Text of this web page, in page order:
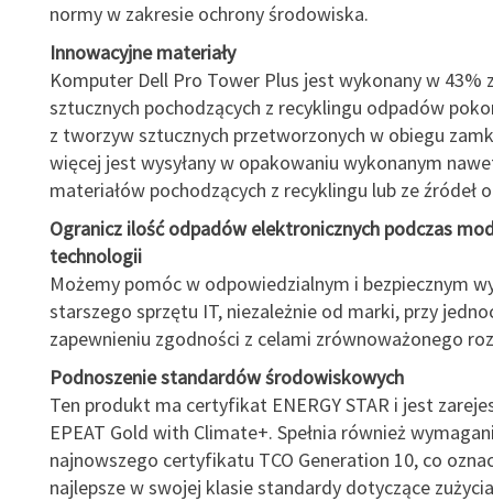
normy w zakresie ochrony środowiska.
Innowacyjne materiały
Komputer Dell Pro Tower Plus jest wykonany w 43%
sztucznych pochodzących z recyklingu odpadów
z tworzyw sztucznych przetworzonych w obiegu
więcej jest wysyłany w opakowaniu wykonanym
materiałów pochodzących z recyklingu lub ze źródeł
Ogranicz ilość odpadów elektronicznych podczas
technologii
Możemy pomóc w odpowiedzialnym i bezpiecznym
starszego sprzętu IT, niezależnie od marki, przy
zapewnieniu zgodności z celami zrównoważonego
Podnoszenie standardów środowiskowych
Ten produkt ma certyfikat ENERGY STAR i jest
EPEAT Gold with Climate+. Spełnia również
najnowszego certyfikatu TCO Generation 10, co
najlepsze w swojej klasie standardy dotyczące